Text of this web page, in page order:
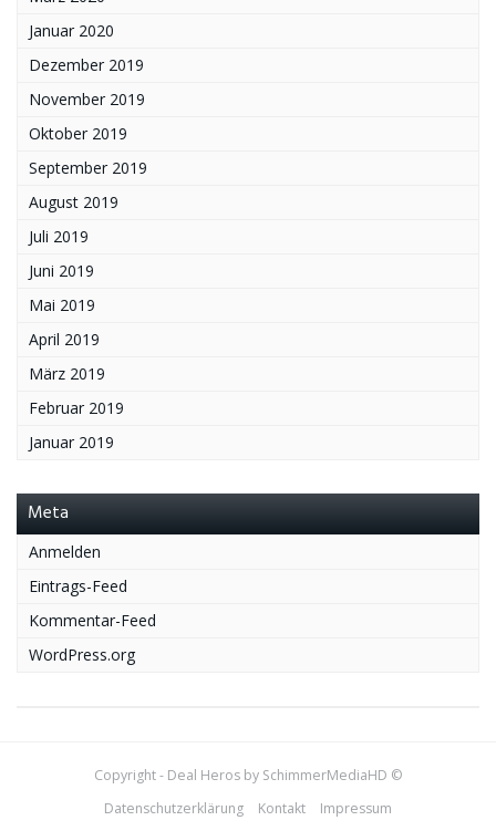
Januar 2020
Dezember 2019
November 2019
Oktober 2019
September 2019
August 2019
Juli 2019
Juni 2019
Mai 2019
April 2019
März 2019
Februar 2019
Januar 2019
Meta
Anmelden
Eintrags-Feed
Kommentar-Feed
WordPress.org
Copyright - Deal Heros by SchimmerMediaHD ©
Datenschutzerklärung
Kontakt Impressum